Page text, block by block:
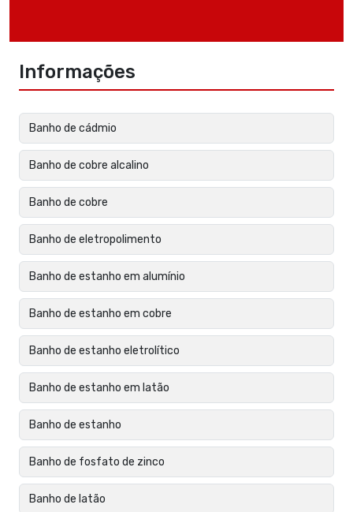
Informações
Banho de cádmio
Banho de cobre alcalino
Banho de cobre
Banho de eletropolimento
Banho de estanho em alumínio
Banho de estanho em cobre
Banho de estanho eletrolítico
Banho de estanho em latão
Banho de estanho
Banho de fosfato de zinco
Banho de latão